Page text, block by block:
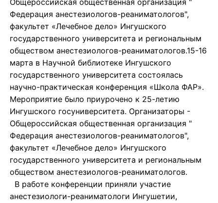
Общероссийская общественная организация "
Федерация анестезиологов-реаниматологов",
факультет «Лечебное дело» Ингушского
государственного университета и региональным
обществом анестезиологов-реаниматологов.15-16
марта в Научной библиотеке Ингушского
государственного университета состоялась
научно-практическая конференция «Школа ФАР».
Мероприятие было приурочено к 25-летию
Ингушского госуниверситета. Организаторы -
Общероссийская общественная организация "
Федерация анестезиологов-реаниматологов",
факультет «Лечебное дело» Ингушского
государственного университета и региональным
обществом анестезиологов-реаниматологов.
В работе конференции приняли участие
анестезиологи-реаниматологи Ингушетии,